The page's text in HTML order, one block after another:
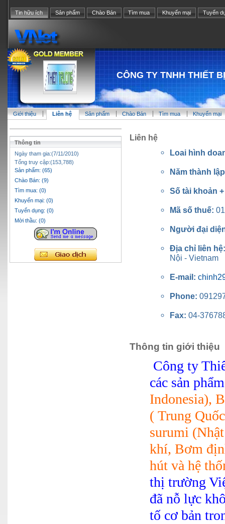
Tin hữu ích Sản phẩm Chào Bán Tìm mua Khuyến mại Tuyển
CÔNG TY TNHH THIẾT
Giới thiệu Liên hệ Sản phẩm Chào Bán Tìm mua Khuyến mại
Thông tin
Ngày tham gia:(7/11/2010)
Tổng truy cập:(153,788)
Sản phẩm: (65)
Chào Bán: (9)
Tìm mua: (0)
Khuyến mại: (0)
Tuyển dụng: (0)
Mời thầu: (0)
Liên hệ
Loai hình
Năm thành
Số tài khoản
Mã số thuế:
Người đại
Địa chỉ liên
Nội - Vietnam
E-mail:
Phone:
Fax: 04-
Thông tin giới thiệu
Công ty
các sản
Indonesia),
( Trung
surumi
khí, Bơm
hút và hệ
thị trường
đã nỗ lực
tố cơ bản